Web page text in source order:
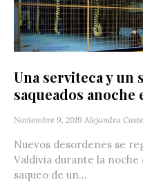
Una serviteca y
saqueados anoche
Noviembre 9, 2019 Alejandra
Nuevos desordenes se
Valdivia durante la
saqueo de un...